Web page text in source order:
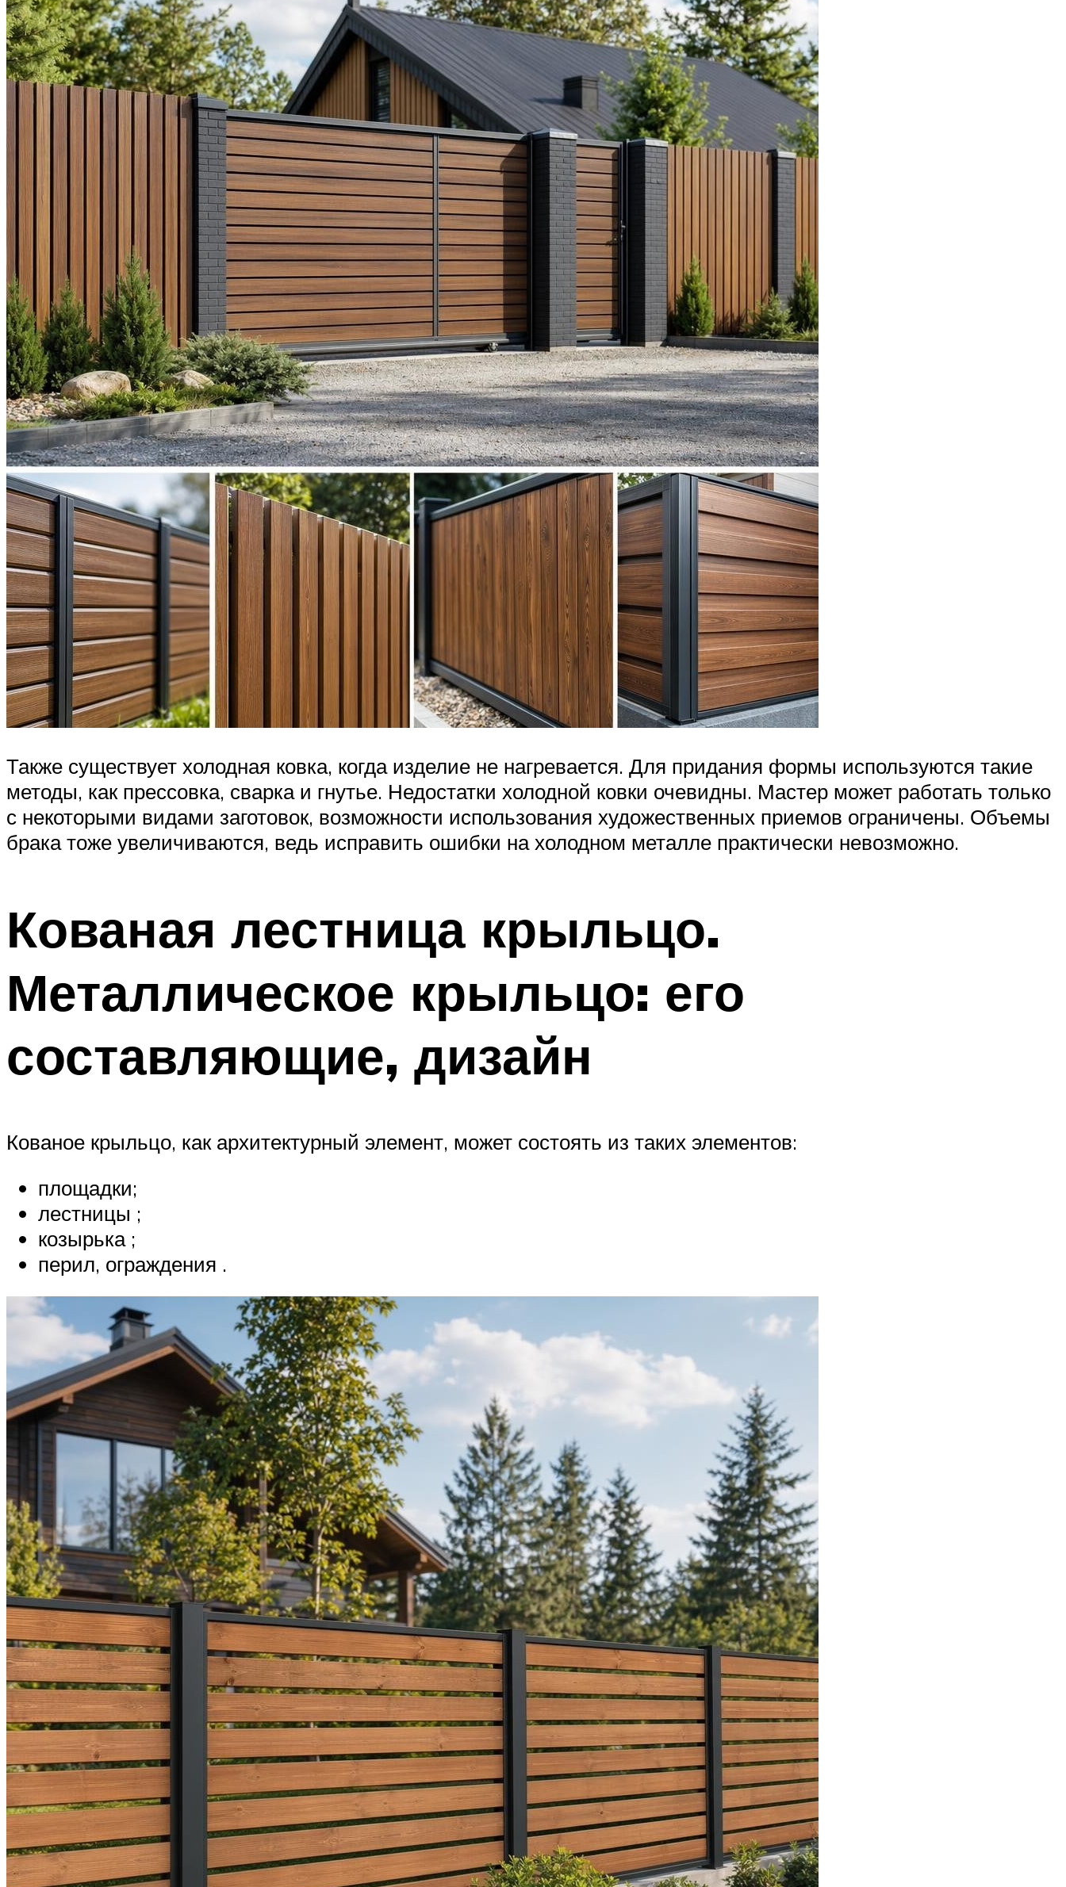
Также существует холодная ковка, когда изделие не нагревается. Для придания формы используются такие
методы, как прессовка, сварка и гнутье. Недостатки холодной ковки очевидны. Мастер может работать только
с некоторыми видами заготовок, возможности использования художественных приемов ограничены. Объемы
брака тоже увеличиваются, ведь исправить ошибки на холодном металле практически невозможно.
Кованая лестница крыльцо.
Металлическое крыльцо: его
составляющие, дизайн
Кованое крыльцо, как архитектурный элемент, может состоять из таких элементов:
площадки;
лестницы ;
козырька ;
перил, ограждения .